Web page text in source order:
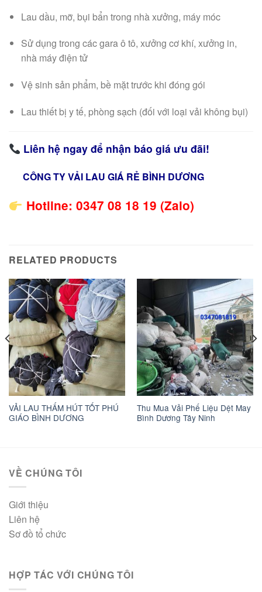
Lau dầu, mỡ, bụi bẩn trong nhà xưởng, máy móc
Sử dụng trong các gara ô tô, xưởng cơ khí, xưởng in,
nhà máy điện tử
Vệ sinh sản phẩm, bề mặt trước khi đóng gói
Lau thiết bị y tế, phòng sạch (đối với loại vải không bụi)
Liên hệ ngay để nhận báo giá ưu đãi!
CÔNG TY VẢI LAU GIÁ RẺ BÌNH DƯƠNG
Hotline: 0347 08 18 19 (Zalo)
RELATED PRODUCTS
VẢI LAU THẤM HÚT TỐT PHÚ
GIÁO BÌNH DƯƠNG
Thu Mua Vải Phế Liệu Dệt May
Bình Dương Tây Ninh
VỀ CHÚNG TÔI
Giới thiệu
Liên hệ
Sơ đồ tổ chức
HỢP TÁC VỚI CHÚNG TÔI